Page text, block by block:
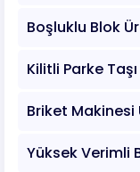
Boşluklu Blok
Kilitli Parke
Briket Makinesi
Yüksek Verimli